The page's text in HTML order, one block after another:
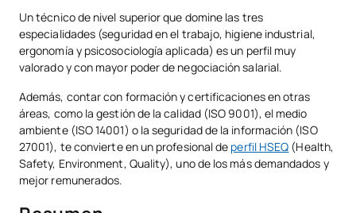
Un técnico de nivel superior que domine las tres
especialidades (seguridad en el trabajo, higiene industrial,
ergonomía y psicosociología aplicada) es un perfil muy
valorado y con mayor poder de negociación salarial.
Además, contar con formación y certificaciones en otras
áreas, como la gestión de la calidad (ISO 9001), el medio
ambiente (ISO 14001) o la seguridad de la información (ISO
27001), te convierte en un profesional de perfil HSEQ (Health,
Safety, Environment, Quality), uno de los más demandados y
mejor remunerados.